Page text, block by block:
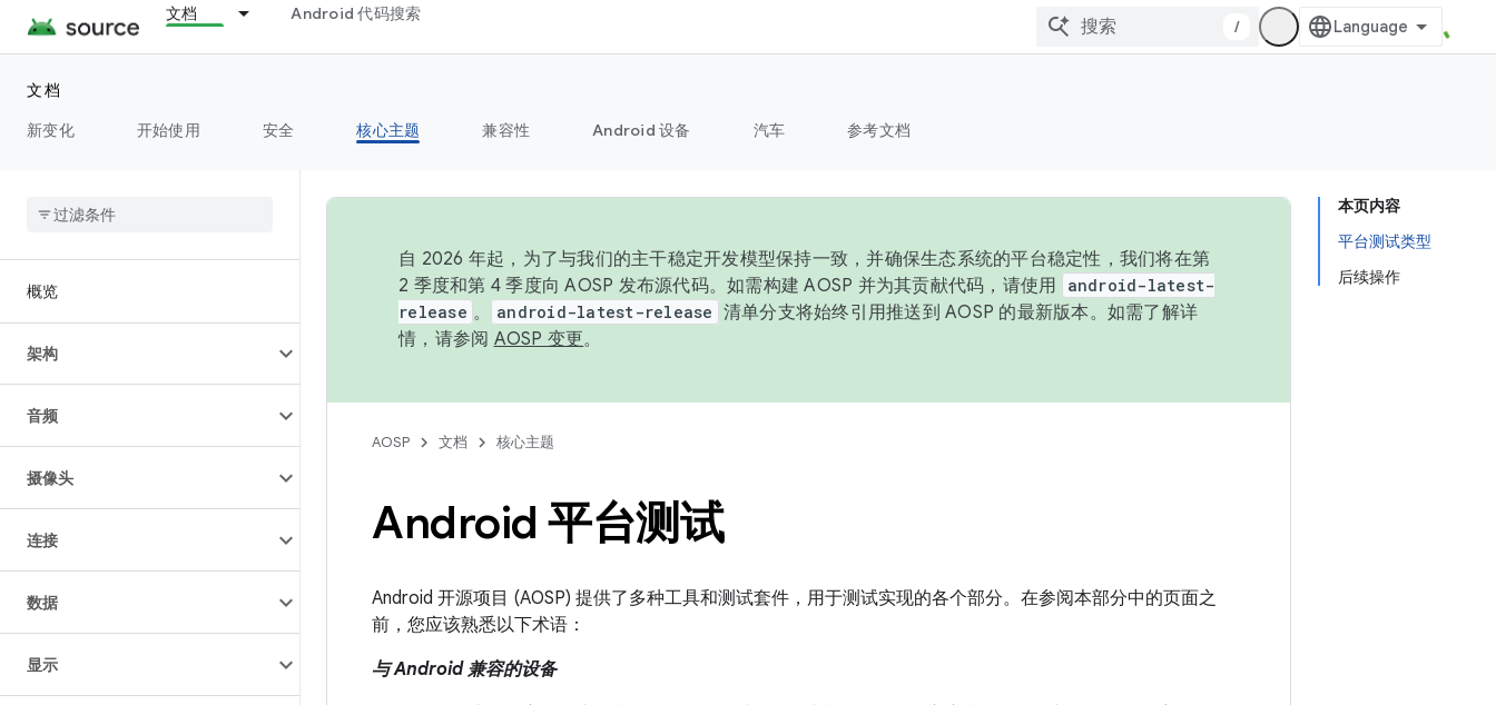
文档 Android 代码搜索
/
文档
新变化
开始使用 安全 核心主题 兼容性 Android 设备 汽车 参考文档
概览
架构
音频
摄像头
连接
数据
显示
本页内容
平台测试类型
后续操作
自 2026 年起，为了与我们的主干稳定开发模型保持一致，并确保生态系统的平台稳定性，我们将在第
2 季度和第 4 季度向 AOSP 发布源代码。如需构建 AOSP 并为其贡献代码，请使用
android-latest-
release 。 android-latest-release 清单分支将始终引用推送到 AOSP 的最新版本。如需了解详
情，请参阅 AOSP 变更。
AOSP 文档 核心主题
Android 平台测试
Android 开源项目 (AOSP) 提供了多种工具和测试套件，用于测试实现的各个部分。在参阅本部分中的页面之
前，您应该熟悉以下术语：
与 Android 兼容的设备